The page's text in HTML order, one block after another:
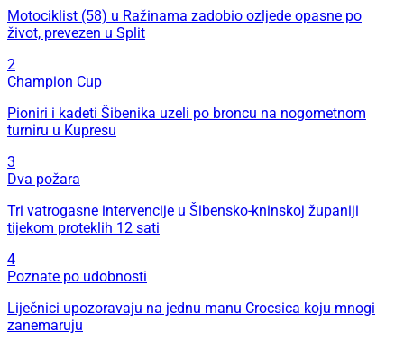
Motociklist (58) u Ražinama zadobio ozljede opasne po
život, prevezen u Split
2
Champion Cup
Pioniri i kadeti Šibenika uzeli po broncu na nogometnom
turniru u Kupresu
3
Dva požara
Tri vatrogasne intervencije u Šibensko-kninskoj županiji
tijekom proteklih 12 sati
4
Poznate po udobnosti
Liječnici upozoravaju na jednu manu Crocsica koju mnogi
zanemaruju